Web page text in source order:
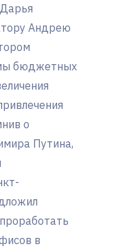
Андрею
бюджетных
о
Путина,
в